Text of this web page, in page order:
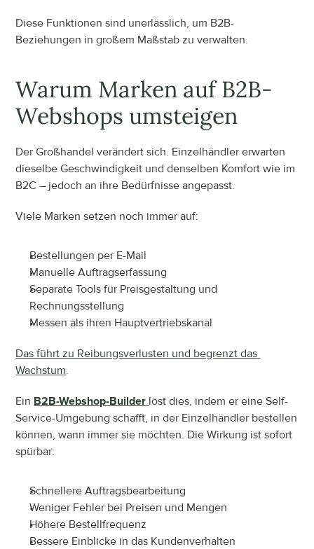
Diese Funktionen sind unerlässlich, um B2B-
Beziehungen in großem Maßstab zu verwalten.
Warum Marken auf B2B-
Webshops umsteigen
Der Großhandel verändert sich. Einzelhändler erwarten
dieselbe Geschwindigkeit und denselben Komfort wie im
B2C – jedoch an ihre Bedürfnisse angepasst.
Viele Marken setzen noch immer auf:
Bestellungen per E-Mail
Manuelle Auftragserfassung
Separate Tools für Preisgestaltung und
Rechnungsstellung
Messen als ihren Hauptvertriebskanal
Das führt zu Reibungsverlusten und begrenzt das
Wachstum.
Ein B2B-Webshop-Builder löst dies, indem er eine Self-
Service-Umgebung schafft, in der Einzelhändler bestellen
können, wann immer sie möchten. Die Wirkung ist sofort
spürbar:
Schnellere Auftragsbearbeitung
Weniger Fehler bei Preisen und Mengen
Höhere Bestellfrequenz
Bessere Einblicke in das Kundenverhalten